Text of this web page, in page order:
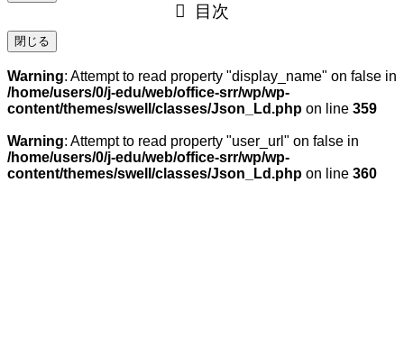
目次
閉じる
Warning: Attempt to read property "display_name" on false in
/home/users/0/j-edu/web/office-srr/wp/wp-
content/themes/swell/classes/Json_Ld.php on line 359
Warning: Attempt to read property "user_url" on false in
/home/users/0/j-edu/web/office-srr/wp/wp-
content/themes/swell/classes/Json_Ld.php on line 360